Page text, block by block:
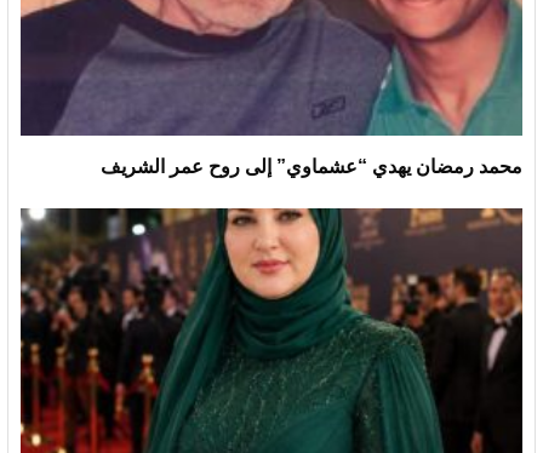
محمد رمضان يهدي “عشماوي” إلى روح عمر الشريف